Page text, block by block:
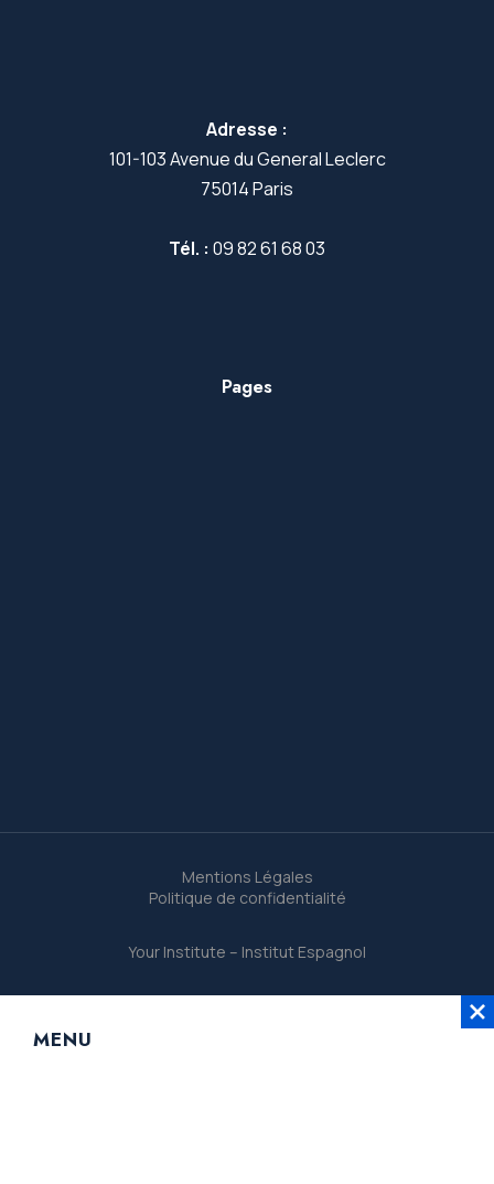
Adresse :
101-103 Avenue du General Leclerc
75014 Paris
Tél. : 09 82 61 68 03
Pages
Your Institute – Institut Espagnol
Mentions Légales
Politique de confidentialité
MENU